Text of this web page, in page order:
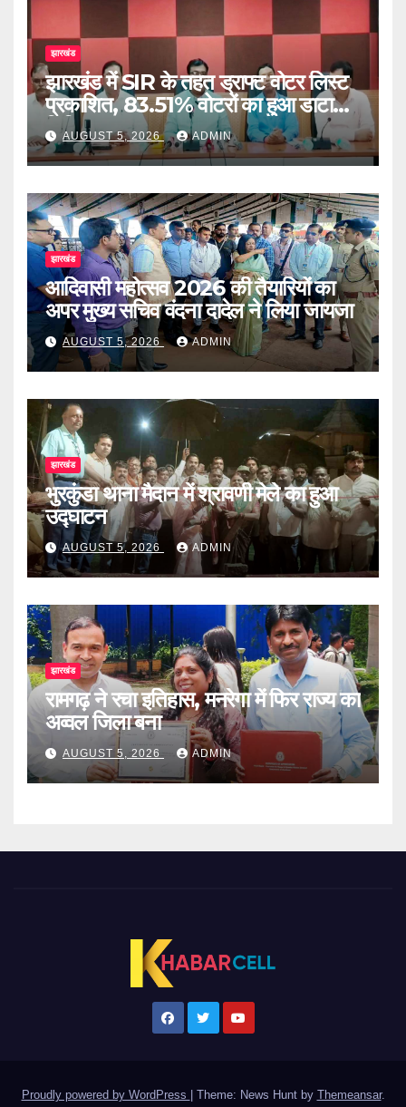
झारखंड
झारखंड में SIR के तहत ड्राफ्ट वोटर लिस्ट
प्रकाशित, 83.51% वोटरों का हुआ डाटा
डिजिटाइज
AUGUST 5, 2026 ADMIN
झारखंड
आदिवासी महोत्सव 2026 की तैयारियों का
अपर मुख्य सचिव वंदना दादेल ने लिया जायजा
AUGUST 5, 2026 ADMIN
झारखंड
भुरकुंडा थाना मैदान में श्रावणी मेले का हुआ
उद्घाटन
AUGUST 5, 2026 ADMIN
झारखंड
रामगढ़ ने रचा इतिहास, मनरेगा में फिर राज्य का
अव्वल जिला बना
AUGUST 5, 2026 ADMIN
Proudly powered by WordPress | Theme: News Hunt by Themeansar.